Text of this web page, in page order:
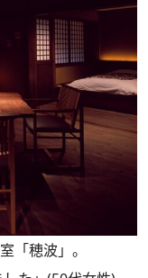
「穂波」。